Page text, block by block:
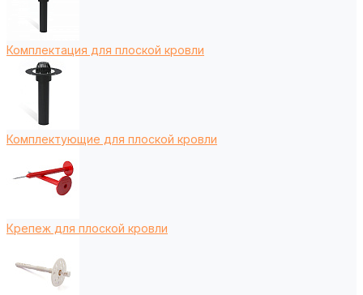
Комплектация для плоской кровли
Комплектующие для плоской кровли
Крепеж для плоской кровли